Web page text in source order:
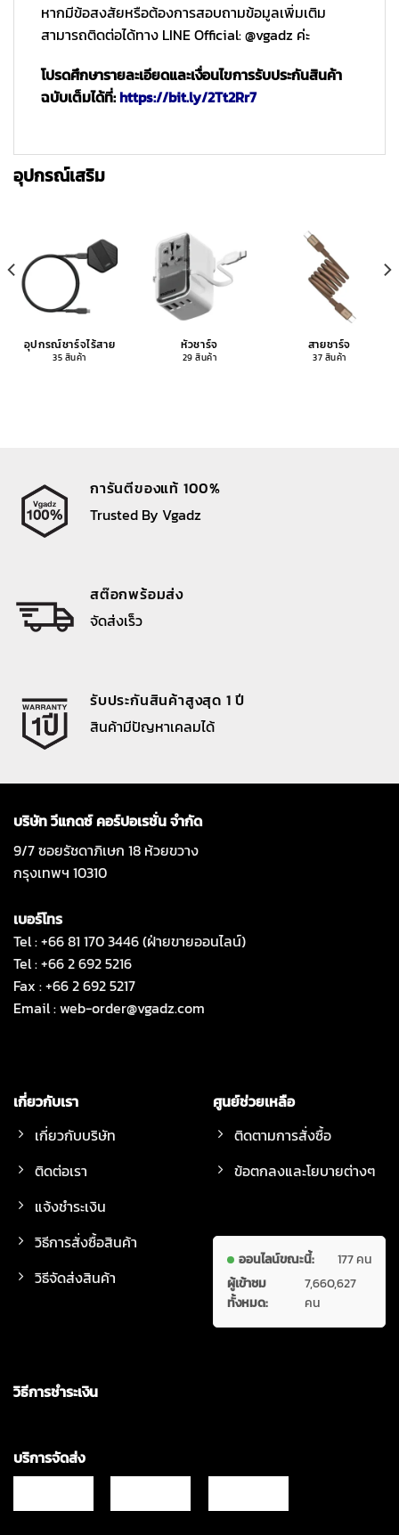
หากมีข้อสงสัยหรือต้องการสอบถามข้อมูลเพิ่มเติม
สามารถติดต่อได้ทาง LINE Official: @vgadz ค่ะ
โปรดศึกษารายละเอียดและเงื่อนไขการรับประกันสินค้า
ฉบับเต็มได้ที่:https://bit.ly/2Tt2Rr7
อุปกรณ์เสริม
อุปกรณ์ชาร์จไร้สาย
35 สินค้า
หัวชาร์จ
29 สินค้า
สายชาร์จ
37 สินค้า
การันตีของแท้ 100%
Trusted By Vgadz
สต๊อกพร้อมส่ง
จัดส่งเร็ว
รับประกันสินค้าสูงสุด 1 ปี
สินค้ามีปัญหาเคลมได้
บริษัท วีแกดซ์ คอร์ปอเรชั่น จำกัด
9/7 ซอยรัชดาภิเษก 18 ห้วยขวาง
กรุงเทพฯ 10310
เบอร์โทร
Tel : +66 81 170 3446 (ฝ่ายขายออนไลน์)
Tel : +66 2 692 5216
Fax : +66 2 692 5217
Email :web-order@vgadz.com
เกี่ยวกับเรา
เกี่ยวกับบริษัท
ติดต่อเรา
แจ้งชำระเงิน
วิธีการสั่งซื้อสินค้า
วิธีจัดส่งสินค้า
ศูนย์ช่วยเหลือ
ติดตามการสั่งซื้อ
ข้อตกลงและโยบายต่างๆ
ออนไลน์ขณะนี้:
177 คน
ผู้เข้าชม
ทั้งหมด:
7,660,627
คน
วิธีการชำระเงิน
บริการจัดส่ง